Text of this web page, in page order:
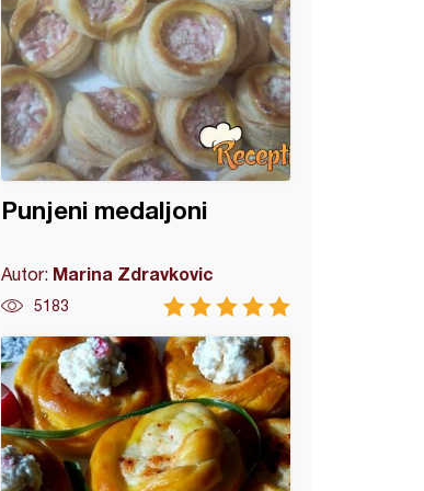
Punjeni medaljoni
Autor: Marina Zdravkovic
5183